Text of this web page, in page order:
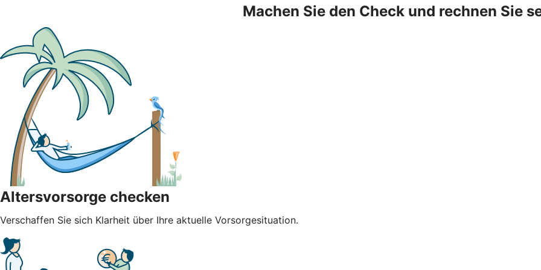
Machen Sie den Check und rechnen Sie
Altersvorsorge checken
Verschaffen Sie sich Klarheit über Ihre aktuelle Vorsorgesituation.